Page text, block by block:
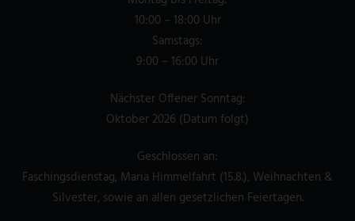
10:00 – 18:00 Uhr
Samstags:
9:00 – 16:00 Uhr
Nächster Offener Sonntag:
Oktober 2026 (Datum folgt)
Geschlossen an:
Faschingsdienstag, Maria Himmelfahrt (15.8.), Weihnachten &
Silvester, sowie an allen gesetzlichen Feiertagen.